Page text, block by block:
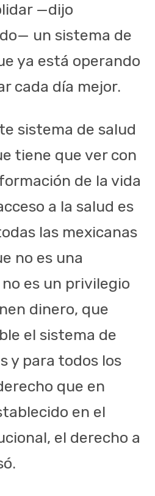
—dijo
un sistema de
ya está operando
cada día mejor.
sistema de salud
tiene que ver con
de la vida
a la salud es
las mexicanas
no es una
es un privilegio
dinero, que
el sistema de
y para todos los
que en
en el
el derecho a